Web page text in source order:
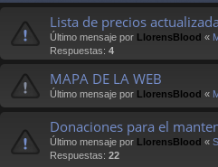
Lista de precios
Último mensaje por LlorensBlood «
Respuestas: 4
MAPA DE LA WEB
Último mensaje por LlorensBlood «
Donaciones para el
Último mensaje por LlorensBlood «
Respuestas: 22